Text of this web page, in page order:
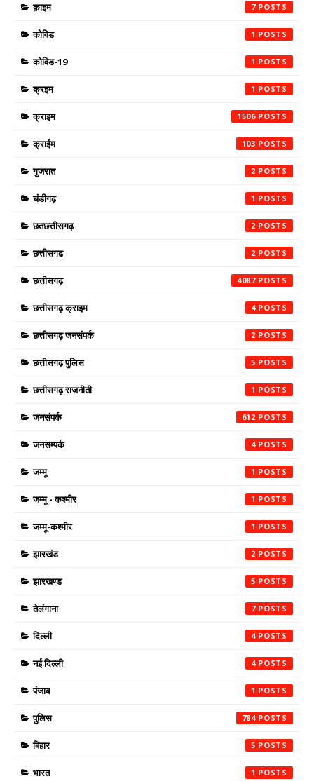
क़ाइम 7
कोविड 1
कोविड-19 1
क्रइम 1
क्राइम 1506
क्राईम 103
गुजरात 2
चंडीगढ़ 1
छतछत्तीसगढ़ 2
छत्तीसगढ 2
छत्तीसगढ़ 4087
छत्तीसगढ़ क्राइम 4
छत्तीसगढ़ जनसंपर्क 2
छत्तीसगढ़ पुलिस 5
छत्तीसगढ़ राजनीती 1
जनसंपर्क 612
जनसम्पर्क 4
जम्मू 1
जम्मू - कश्मीर 1
जम्मू-कश्मीर 1
झारखंड 2
झारखण्ड 5
तेलंगाना 7
दिल्ली 4
नई दिल्ली 4
पंजाब 1
पुलिस 784
बिहार 5
भारत 1